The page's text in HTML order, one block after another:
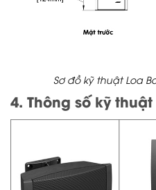
Sơ đồ kỹ thuật Loa
4. Thông số kỹ thuật